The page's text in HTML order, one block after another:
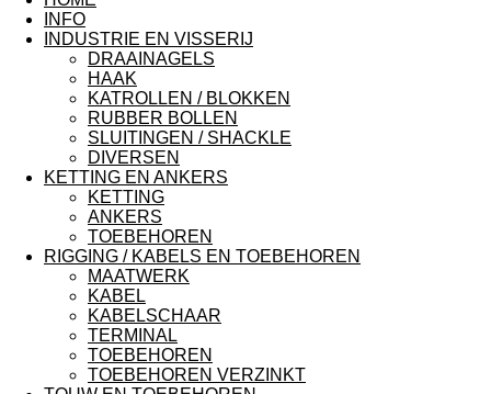
INFO
INDUSTRIE EN VISSERIJ
DRAAINAGELS
HAAK
KATROLLEN / BLOKKEN
RUBBER BOLLEN
SLUITINGEN / SHACKLE
DIVERSEN
KETTING EN ANKERS
KETTING
ANKERS
TOEBEHOREN
RIGGING / KABELS EN TOEBEHOREN
MAATWERK
KABEL
KABELSCHAAR
TERMINAL
TOEBEHOREN
TOEBEHOREN VERZINKT